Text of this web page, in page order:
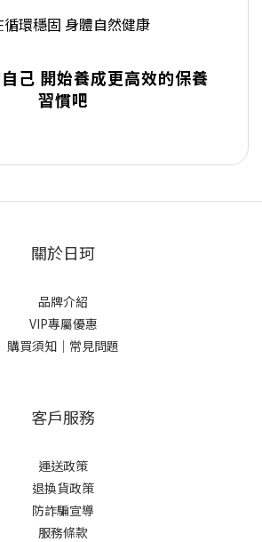
循環穩固 身體自然健康
己 開始養成更高效的保養
習慣吧
關於日珂
品牌介紹
VIP專屬優惠
購買須知｜常見問題
客戶服務
運送政策
退換貨政策
防詐騙宣導
服務條款